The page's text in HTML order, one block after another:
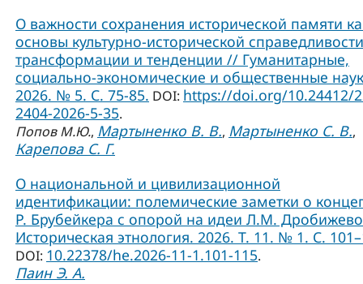
О важности сохранения исторической памяти
основы культурно-исторической
трансформации и тенденции // Гуманитарные,
социально-экономические и общественные
2026. № 5. С. 75-85. DOI: https://doi.org/10.24412/
2404-2026-5-35.
Попов М.Ю., Мартыненко В. В., Мартыненко С. В.,
Карепова С. Г.
О национальной и цивилизационной
идентификации: полемические заметки о
Р. Брубейкера с опорой на идеи Л.М.
Историческая этнология. 2026. Т. 11. № 1. С.
DOI: 10.22378/he.2026-11-1.101-115.
Паин Э. А.